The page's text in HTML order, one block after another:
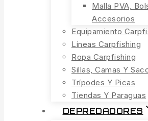
Malla PVA,
Accesorios
Equipamiento
Líneas Carpfishing
Ropa Carpfishing
Sillas, Camas Y
Trípodes Y Picas
Tiendas Y Paraguas
DEPREDADORES